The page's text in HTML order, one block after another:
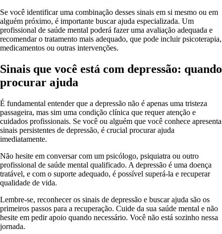
Se você identificar uma combinação desses sinais em si mesmo ou em
alguém próximo, é importante buscar ajuda especializada. Um
profissional de saúde mental poderá fazer uma avaliação adequada e
recomendar o tratamento mais adequado, que pode incluir psicoterapia,
medicamentos ou outras intervenções.
Sinais que você está com depressão: quando
procurar ajuda
É fundamental entender que a depressão não é apenas uma tristeza
passageira, mas sim uma condição clínica que requer atenção e
cuidados profissionais. Se você ou alguém que você conhece apresenta
sinais persistentes de depressão, é crucial procurar ajuda
imediatamente.
Não hesite em conversar com um psicólogo, psiquiatra ou outro
profissional de saúde mental qualificado. A depressão é uma doença
tratável, e com o suporte adequado, é possível superá-la e recuperar
qualidade de vida.
Lembre-se, reconhecer os sinais de depressão e buscar ajuda são os
primeiros passos para a recuperação. Cuide da sua saúde mental e não
hesite em pedir apoio quando necessário. Você não está sozinho nessa
jornada.